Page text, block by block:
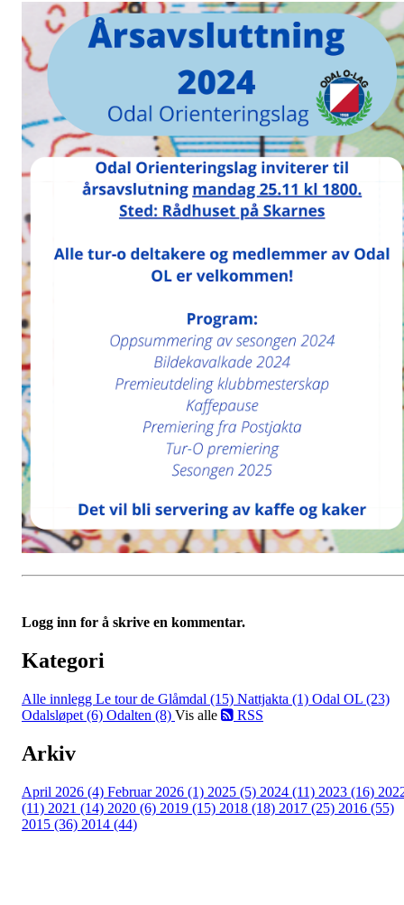
Logg inn for å skrive en kommentar.
Kategori
Alle innlegg Le tour de Glåmdal (15) Nattjakta (1) Odal OL (23)
Odalsløpet (6) Odalten (8) Vis alle RSS
Arkiv
April 2026 (4) Februar 2026 (1) 2025 (5) 2024 (11) 2023 (16)
(11) 2021 (14) 2020 (6) 2019 (15) 2018 (18) 2017 (25) 2016 (55)
2015 (36) 2014 (44)